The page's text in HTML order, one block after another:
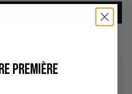
to navigate through product
PREMIÈRE